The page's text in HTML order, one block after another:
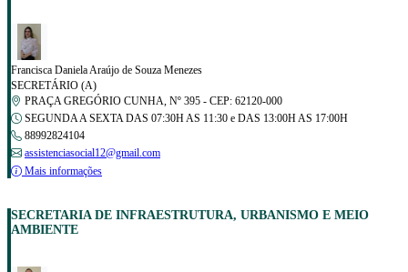
Francisca Daniela Araújo de Souza Menezes
SECRETÁRIO (A)
PRAÇA GREGÓRIO CUNHA, Nº 395 - CEP: 62120-000
SEGUNDA A SEXTA DAS 07:30H AS 11:30 e DAS 13:00H AS 17:00H
88992824104
assistenciasocial12@gmail.com
Mais informações
SECRETARIA DE INFRAESTRUTURA, URBANISMO E MEIO
AMBIENTE